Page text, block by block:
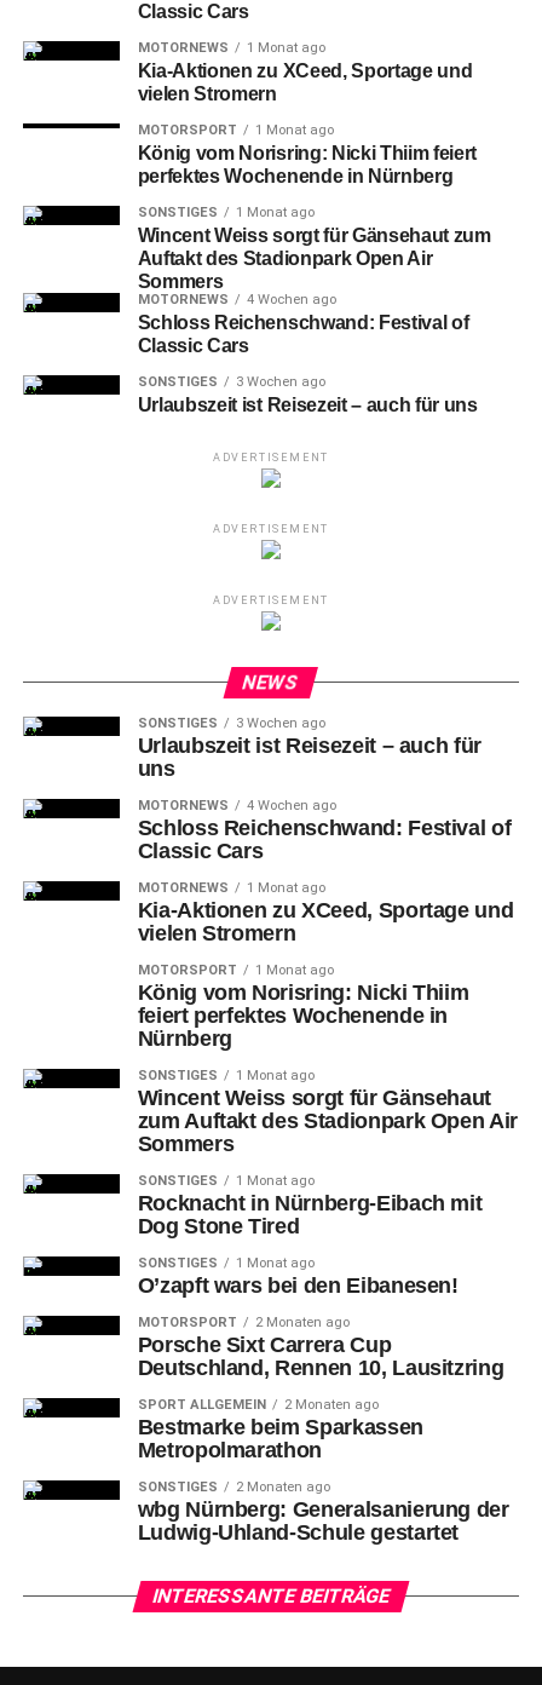
Classic Cars
MOTORNEWS 1 Monat ago
Kia-Aktionen zu XCeed, Sportage und
vielen Stromern
MOTORSPORT 1 Monat ago
König vom Norisring: Nicki Thiim feiert
perfektes Wochenende in Nürnberg
SONSTIGES 1 Monat ago
Wincent Weiss sorgt für Gänsehaut zum
Auftakt des Stadionpark Open Air
Sommers
MOTORNEWS 4 Wochen ago
Schloss Reichenschwand: Festival of
Classic Cars
SONSTIGES 3 Wochen ago
Urlaubszeit ist Reisezeit – auch für uns
ADVERTISEMENT
ADVERTISEMENT
ADVERTISEMENT
NEWS
SONSTIGES 3 Wochen ago
Urlaubszeit ist Reisezeit – auch für
uns
MOTORNEWS 4 Wochen ago
Schloss Reichenschwand: Festival of
Classic Cars
MOTORNEWS 1 Monat ago
Kia-Aktionen zu XCeed, Sportage und
vielen Stromern
MOTORSPORT 1 Monat ago
König vom Norisring: Nicki Thiim
feiert perfektes Wochenende in
Nürnberg
SONSTIGES 1 Monat ago
Wincent Weiss sorgt für Gänsehaut
zum Auftakt des Stadionpark Open Air
Sommers
SONSTIGES 1 Monat ago
Rocknacht in Nürnberg-Eibach mit
Dog Stone Tired
SONSTIGES 1 Monat ago
O’zapft wars bei den Eibanesen!
MOTORSPORT 2 Monaten ago
Porsche Sixt Carrera Cup
Deutschland, Rennen 10, Lausitzring
SPORT ALLGEMEIN 2 Monaten ago
Bestmarke beim Sparkassen
Metropolmarathon
SONSTIGES 2 Monaten ago
wbg Nürnberg: Generalsanierung der
Ludwig-Uhland-Schule gestartet
INTERESSANTE BEITRÄGE